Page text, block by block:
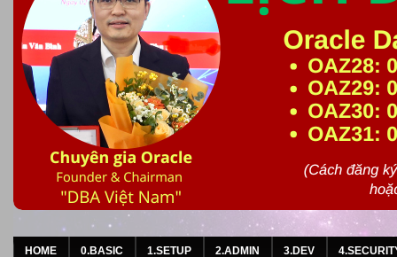
HOME 0.BASIC 1.SETUP 2.ADMIN 3.DEV